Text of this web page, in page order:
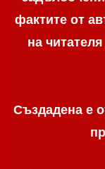
фактите от
на
Създадена е